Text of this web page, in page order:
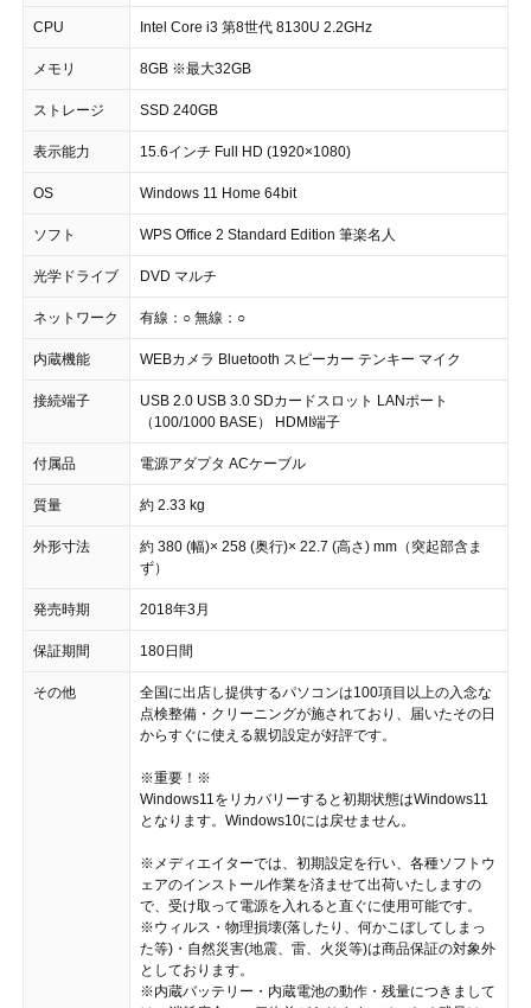
CPU Intel Core i3 第8世代 8130U 2.2GHz
メモリ 8GB ※最大32GB
ストレージ SSD 240GB
表示能力 15.6インチ Full HD (1920×1080)
OS Windows 11 Home 64bit
ソフト WPS Office 2 Standard Edition 筆楽名人
光学ドライブ DVD マルチ
ネットワーク 有線：○ 無線：○
内蔵機能 WEBカメラ Bluetooth スピーカー テンキー マイク
接続端子
USB 2.0 USB 3.0 SDカードスロット LANポート
（100/1000 BASE） HDMI端子
付属品 電源アダプタ ACケーブル
質量 約 2.33 kg
外形寸法
約 380 (幅)× 258 (奥行)× 22.7 (高さ) mm（突起部含ま
ず）
発売時期 2018年3月
保証期間 180日間
その他
全国に出店し提供するパソコンは100項目以上の入念な
点検整備・クリーニングが施されており、届いたその日
からすぐに使える親切設定が好評です。
※重要！※
Windows11をリカバリーすると初期状態はWindows11
となります。Windows10には戻せません。
※メディエイターでは、初期設定を行い、各種ソフトウ
ェアのインストール作業を済ませて出荷いたしますの
で、受け取って電源を入れると直ぐに使用可能です。
※ウィルス・物理損壊(落したり、何かこぼしてしまっ
た等)・自然災害(地震、雷、火災等)は商品保証の対象外
としております。
※内蔵バッテリー・内蔵電池の動作・残量につきまして